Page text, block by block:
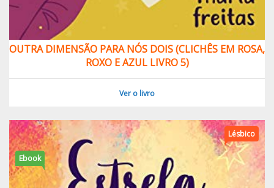
OUTRA DIMENSÃO PARA NÓS DOIS (CLICHÊS EM ROSA,
ROXO E AZUL LIVRO 5)
Ver o livro
Ebook
Lésbico